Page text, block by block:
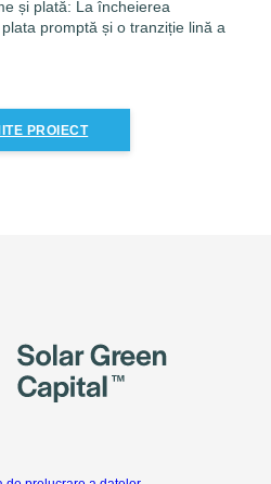
și plată: La încheierea
promptă și o tranziție lină a
PROIECT